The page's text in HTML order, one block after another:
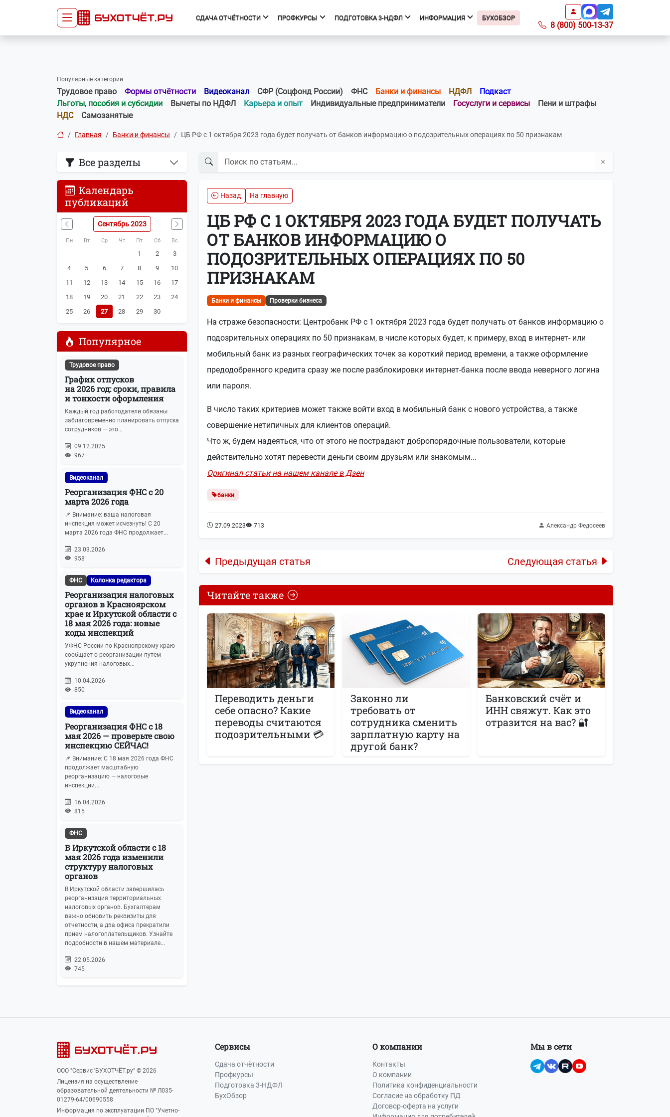
СДАЧА ОТЧЁТНОСТИ ПРОФКУРСЫ ПОДГОТОВКА 3-НДФЛ ИНФОРМАЦИЯ БУХОБЗОР
8 (800) 500-13-37
Главная
Сдать отчёт
Тарифы
Оплата
Сведения об образовательной
организации
Тарифы
Получить вычет
Образцы заявлений
Получить доверенность
Список регионов с ПСН по
Наша почта:info@buhot4et.ru
Позвоните нам по номерам:(495) 796-13-73 или8 (800) 500-13-37
Популярные категории
Трудовое право Формы отчётности Видеоканал СФР (Соцфонд России) ФНС Банки и финансы НДФЛ
Подкаст
Льготы, пособия и субсидии
Вычеты по НДФЛ Карьера и опыт Индивидуальные предприниматели Госуслуги и сервисы
Пени и штрафы
НДС
Самозанятые
Главная Банки и финансы ЦБ РФ с 1 октября 2023 года будет получать от банков информацию о подозрительных операциях по 50 признакам
Все разделы
Календарь
публикаций
Сентябрь 2023
Пн Вт Ср Чт Пт Сб Вс
1 2
3
4
5 6 7 8 9
10
11
12 13 14 15 16
17
18
19 20 21 22 23
24
25
26 27 28 29 30
Популярное
Трудовое право
График отпусков
на 2026 год: сроки, правила
и тонкости оформления
Каждый год работодатели обязаны
заблаговременно планировать отпуска
сотрудников — это...
09.12.2025
967
Видеоканал
Реорганизация ФНС с 20
марта 2026 года
📌 Внимание: ваша налоговая
инспекция может исчезнуть! С 20
марта 2026 года ФНС продолжает...
23.03.2026
958
ФНС Колонка редактора
Реорганизация налоговых
органов в Красноярском
крае и Иркутской области с
18 мая 2026 года: новые
коды инспекций
УФНС России по Красноярскому краю
сообщает о реорганизации путем
укрупнения налоговых...
10.04.2026
850
Видеоканал
Реорганизация ФНС с 18
мая 2026 — проверьте свою
инспекцию СЕЙЧАС!
📌 Внимание: С 18 мая 2026 года ФНС
продолжает масштабную
реорганизацию — налоговые
инспекции...
16.04.2026
815
ФНС
В Иркутской области с 18
мая 2026 года изменили
структуру налоговых
органов
В Иркутской области завершилась
реорганизация территориальных
налоговых органов. Бухгалтерам
важно обновить реквизиты для
отчетности, а два офиса прекратили
прием налогоплательщиков. Узнайте
подробности в нашем материале...
22.05.2026
745
Назад На главную
ЦБ РФ С 1 ОКТЯБРЯ 2023 ГОДА БУДЕТ ПОЛУЧАТЬ
ОТ БАНКОВ ИНФОРМАЦИЮ О
ПОДОЗРИТЕЛЬНЫХ ОПЕРАЦИЯХ ПО 50
ПРИЗНАКАМ
Банки и финансы Проверки бизнеса
На страже безопасности: Центробанк РФ с 1 октября 2023 года будет получать от банков информацию о
подозрительных операциях по 50 признакам, в числе которых будет, к примеру, вход в интернет- или
мобильный банк из разных географических точек за короткий период времени, а также оформление
предодобренного кредита сразу же после разблокировки интернет-банка после ввода неверного логина
или пароля.
В число таких критериев может также войти вход в мобильный банк с нового устройства, а также
совершение нетипичных для клиентов операций.
Что ж, будем надеяться, что от этого не пострадают добропорядочные пользователи, которые
действительно хотят перевести деньги своим друзьям или знакомым...
Оригинал статьи на нашем канале в Дзен
банки
27.09.2023 713 Александр Федосеев
Предыдущая статья Следующая статья
Читайте также
Переводить деньги
себе опасно? Какие
переводы считаются
подозрительными 💳
Законно ли
требовать от
сотрудника сменить
зарплатную карту на
другой банк?
Банковский счёт и
ИНН свяжут. Как это
отразится на вас? 🔐
ООО "Сервис 'БУХОТЧЁТ.ру" © 2026
Лицензия на осуществление
образовательной деятельности № Л035-
01279-64/00690558
Информация по эксплуатации ПО "Учетно-
Сервисы
Сдача отчётности
Профкурсы
Подготовка 3-НДФЛ
БухОбзор
О компании
Контакты
О компании
Политика конфиденциальности
Согласие на обработку ПД
Договор-оферта на услуги
Мы в сети